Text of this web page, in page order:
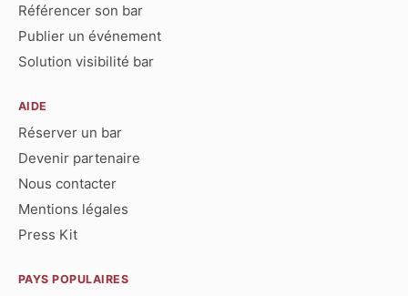
Référencer son bar
Publier un événement
Solution visibilité bar
AIDE
Réserver un bar
Devenir partenaire
Nous contacter
Mentions légales
Press Kit
PAYS POPULAIRES